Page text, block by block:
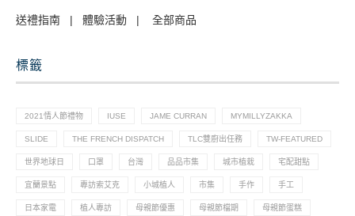
送禮指南 | 體驗活動 | 全部商品
標籤
2021情人節禮物 IUSE JAME CURRAN MYMILLYZAKKA
SLIDE THE FRENCH DISPATCH TLC雙廚出任務 TW-FEATURED
世界地球日 口罩 台灣 品品市集 城市植栽 宅配甜點
宜蘭景點 專訪索艾克 小城植人 市集 手作 手工
日本家電 植人專訪 母親節優惠 母親節檔期 母親節蛋糕